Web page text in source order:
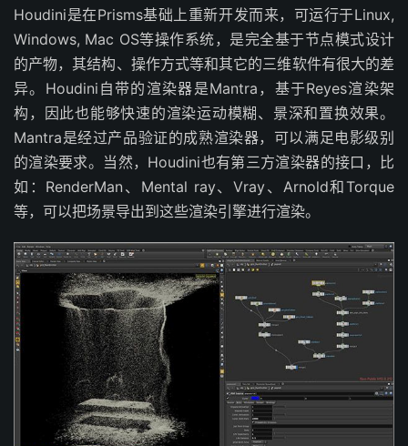
Houdini是在Prisms基础上重新开发而来，可运行于Linux,
Windows, Mac OS等操作系统，是完全基于节点模式设计
的产物，其结构、操作方式等和其它的三维软件有很大的差
异。Houdini自带的渲染器是Mantra，基于Reyes渲染架
构，因此也能够快速的渲染运动模糊、景深和置换效果。
Mantra是经过产品验证的成熟渲染器，可以满足电影级别
的渲染要求。当然，Houdini也有第三方渲染器的接口，比
如：RenderMan、Mental ray、Vray、Arnold和Torque
等，可以把场景导出到这些渲染引擎进行渲染。